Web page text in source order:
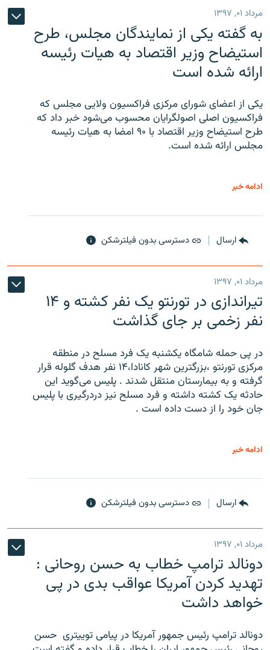
مرداد ۰۱, ۱۳۹۷
به گفته یکی از نمایندگان مجلس، طرح
استیضاح وزیر اقتصاد به هیات رئیسه
ارائه شده است
یکی از اعضای شورای مرکزی فراکسیون ولایی مجلس که
فراکسیون اصلی اصولگرایان محسوب می‌شود خبر داد که
طرح استیضاح وزیر اقتصاد با ۹۰ امضا به هیات رئیسه
مجلس ارائه شده است.
ادامه خبر
ارسال دسترسی بدون فیلترشکن
مرداد ۰۱, ۱۳۹۷
تیراندازی در تورنتو یک نفر کشته و ۱۴
نفر زخمی بر جای گذاشت
در پی حمله شامگاه یکشنبه یک فرد مسلح در منطقه
مرکزی تورنتو ،‌بزرگترین شهر کانادا،۱۴ نفر هدف گلوله قرار
گرفته و به بیمارستان منتقل شدند . پلیس می‌گوید این
حادثه یک کشته داشته و فرد مسلح نیز دردرگیری با پلیس
جان خود را از دست داده است .
ادامه خبر
ارسال دسترسی بدون فیلترشکن
مرداد ۰۱, ۱۳۹۷
دونالد ترامپ خطاب به حسن روحانی :
تهدید کردن آمریکا عواقب بدی در پی
خواهد داشت
دونالد ترامپ رئیس جمهور آمریکا در پیامی توییتری ‌ حسن